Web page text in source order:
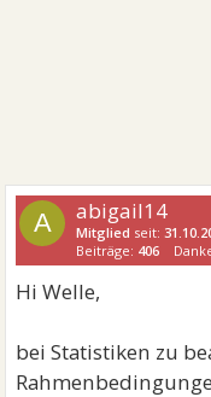
A abigail14
Mitglied seit:
Beiträge: 406
Hi Welle,
bei Statistiken zu